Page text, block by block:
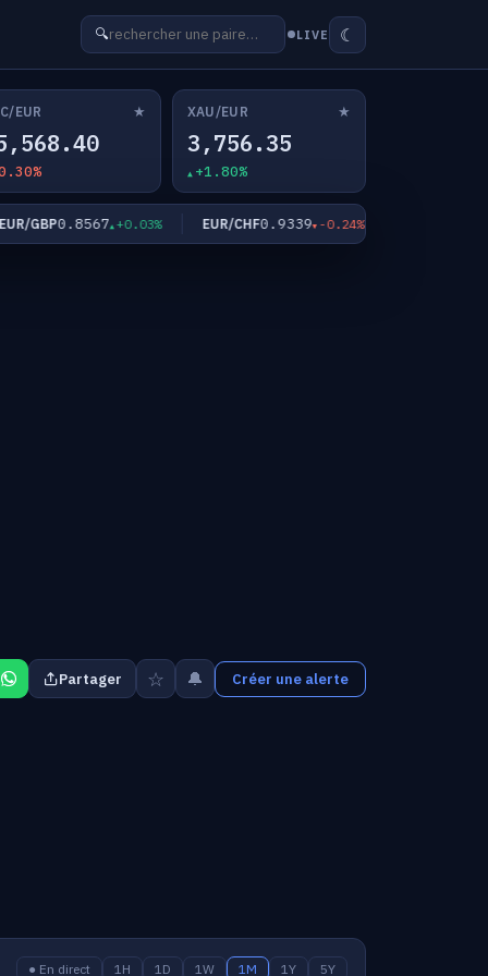
🔍 LIVE ☾
EUR ★ XAU/EUR ★
3,756.35
+1.80%
GBP0.8567 +0.03% EUR/CHF0.9339 -0.24%
Partager ☆ 🔔 Créer une alerte
● En direct 1H 1D 1W 1M 1Y 5Y